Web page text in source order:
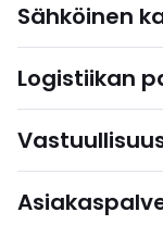
Sähköinen
Logistiikan